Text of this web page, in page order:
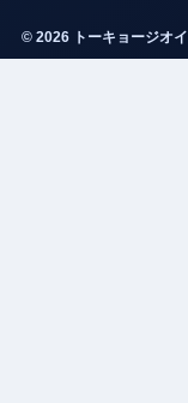
© 2026 トーキョージオイ